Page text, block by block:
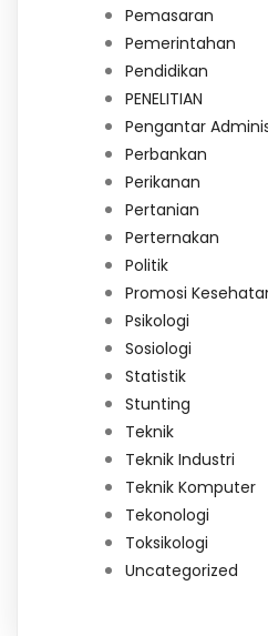
Pemasaran
Pemerintahan
Pendidikan
PENELITIAN
Pengantar
Perbankan
Perikanan
Pertanian
Perternakan
Politik
Promosi
Psikologi
Sosiologi
Statistik
Stunting
Teknik
Teknik Industri
Teknik Komputer
Tekonologi
Toksikologi
Uncategorized